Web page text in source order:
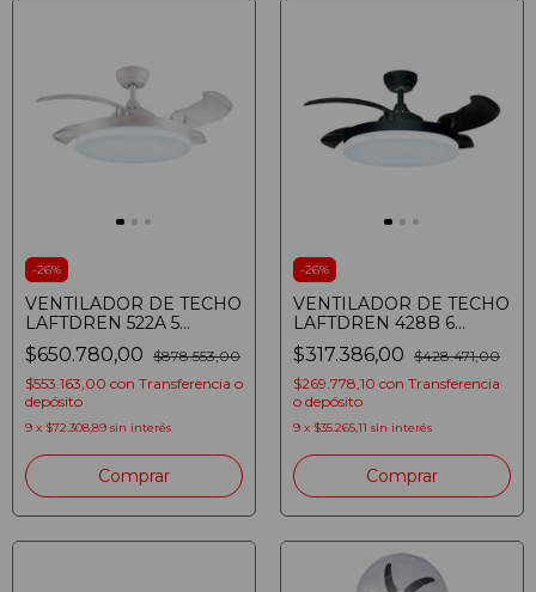
-26%
VENTILADOR DE TECHO
LAFTDREN 522A 5
VELOCIDADES LED 24W
WIFI BLANCO
(7798328754127)
$650.780,00 $878.553,00
$553.163,00 con Transferencia o
depósito
9 x $72.308,89 sin interés
Comprar
-26%
VENTILADOR DE TECHO
LAFTDREN 428B 6
VELOCIDADES LED 24W
NEGRO
$317.386,00 $428.471,00
$269.778,10 con Transferencia
o depósito
9 x $35.265,11 sin interés
Comprar